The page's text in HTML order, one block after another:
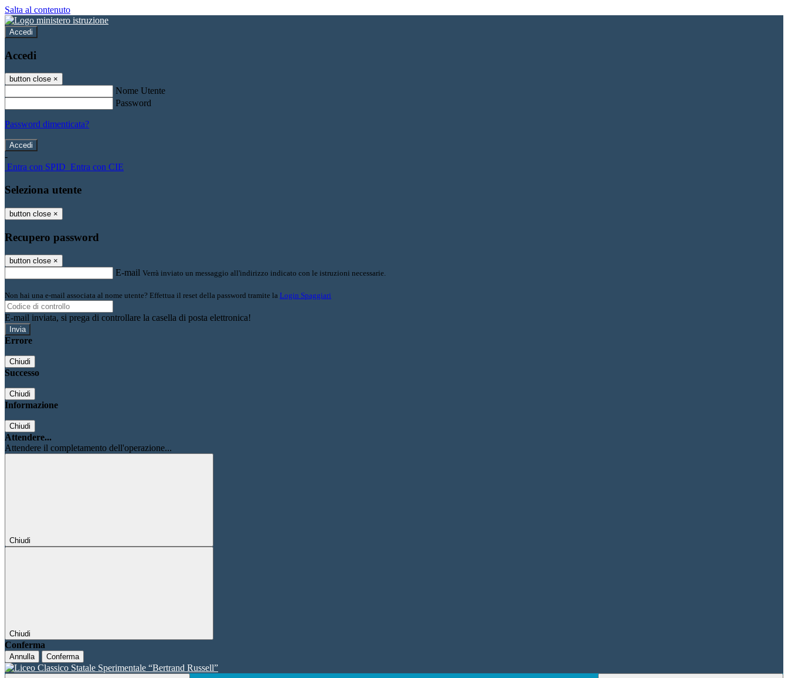
Salta al contenuto
Accedi
Accedi
button close ×
Nome Utente
Password
Password dimenticata?
-
Entra con SPID Entra con CIE
Seleziona utente
button close ×
Recupero password
button close ×
E-mail Verrà inviato un messaggio all'indirizzo indicato con le istruzioni necessarie.
Non hai una e-mail associata al nome utente? Effettua il reset della password tramite la Login Spaggiari
E-mail inviata, si prega di controllare la casella di posta elettronica!
Errore
Chiudi
Successo
Chiudi
Informazione
Chiudi
Attendere...
Attendere il completamento dell'operazione...
Chiudi
Chiudi
Conferma
Annulla Conferma